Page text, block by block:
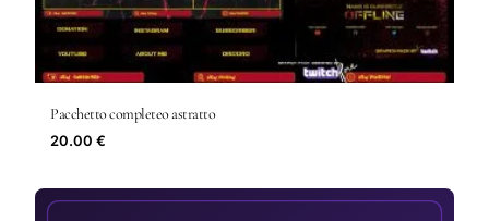
Pacchetto completeo astratto
20.00 €